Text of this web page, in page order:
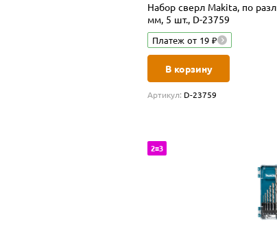
Набор сверл Makita, по
мм, 5 шт., D-23759
Платеж от 19 ₽
В корзину
Артикул: D-23759
2=3